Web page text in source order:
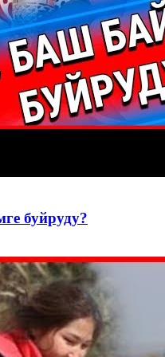
буйруду?